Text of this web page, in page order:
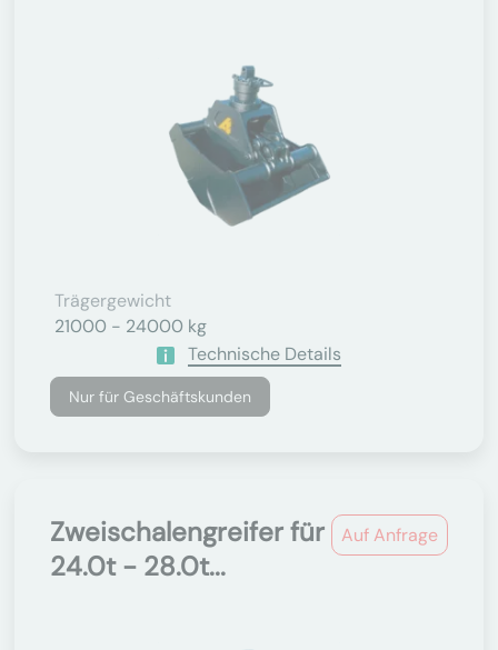
Trägergewicht
21000 - 24000 kg
Technische Details
Nur für Geschäftskunden
Auf Anfrage
Zweischalengreifer für
24.0t - 28.0t...